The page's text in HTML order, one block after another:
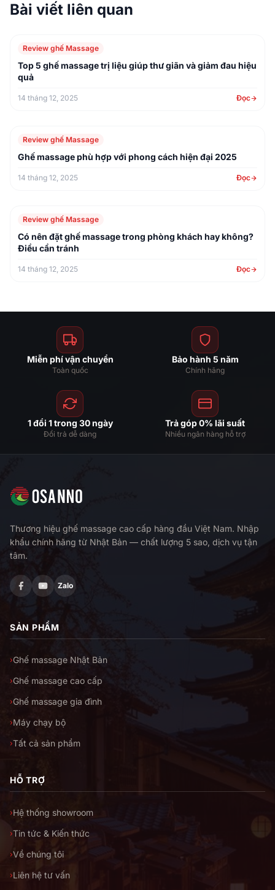
Bài viết liên quan
Review ghế Massage
Top 5 ghế massage trị liệu giúp thư giãn và giảm đau hiệu
quả
14 tháng 12, 2025 Đọc
Review ghế Massage
Ghế massage phù hợp với phong cách hiện đại 2025
14 tháng 12, 2025 Đọc
Review ghế Massage
Có nên đặt ghế massage trong phòng khách hay không?
Điều cần tránh
14 tháng 12, 2025 Đọc
Miễn phí vận chuyển
Toàn quốc
Bảo hành 5 năm
Chính hãng
1 đổi 1 trong 30 ngày
Đổi trả dễ dàng
Trả góp 0% lãi suất
Nhiều ngân hàng hỗ trợ
Thương hiệu ghế massage cao cấp hàng đầu Việt Nam. Nhập
khẩu chính hãng từ Nhật Bản — chất lượng 5 sao, dịch vụ tận
tâm.
Zalo
SẢN PHẨM
›Ghế massage Nhật Bản
›Ghế massage cao cấp
›Ghế massage gia đình
›Máy chạy bộ
›Tất cả sản phẩm
HỖ TRỢ
›Hệ thống showroom
›Tin tức & Kiến thức
›Về chúng tôi
›Liên hệ tư vấn